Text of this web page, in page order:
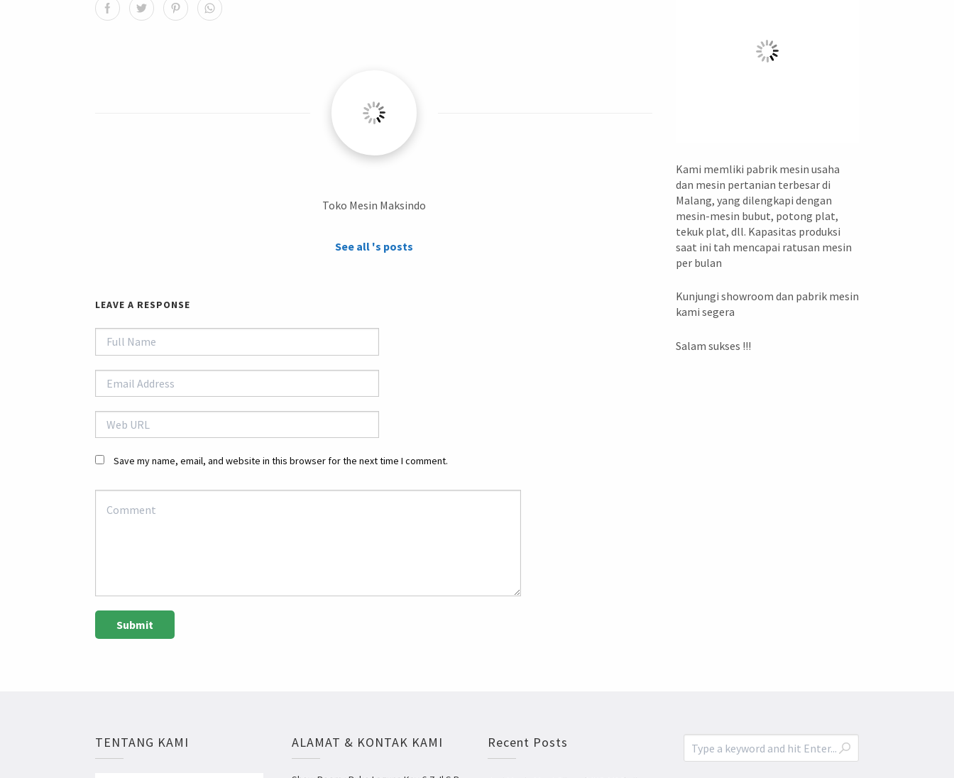
Toko Mesin Maksindo
See all 's posts
LEAVE A RESPONSE
Save my name, email, and website in this browser for the next time I comment.
Kami memliki pabrik mesin usaha
dan mesin pertanian terbesar di
Malang, yang dilengkapi dengan
mesin-mesin bubut, potong plat,
tekuk plat, dll. Kapasitas produksi
saat ini tah mencapai ratusan mesin
per bulan
Kunjungi showroom dan pabrik mesin
kami segera
Salam sukses !!!
TENTANG KAMI ALAMAT & KONTAK KAMI Recent Posts